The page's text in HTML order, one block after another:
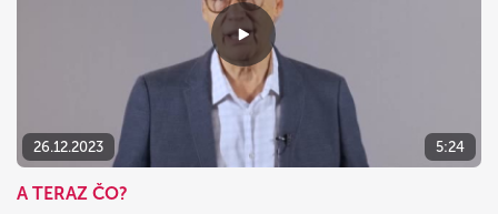
26.12.2023 5:24
A TERAZ ČO?